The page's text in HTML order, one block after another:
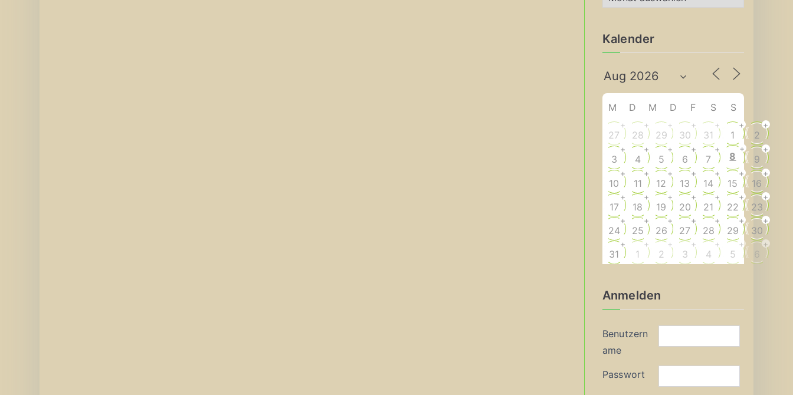
r
h
v
Kalender
M D M D F S S
27
+
28
+
29
+
30
+
31
+
1
+
2
+
3
+
4
+
5
+
6
+
7
+
8
+
9
+
10
+
11
+
12
+
13
+
14
+
15
+
16
+
17
+
18
+
19
+
20
+
21
+
22
+
23
+
24
+
25
+
26
+
27
+
28
+
29
+
30
+
31
+
1
+
2
+
3
+
4
+
5
+
6
+
Anmelden
Benutzern
ame
Passwort